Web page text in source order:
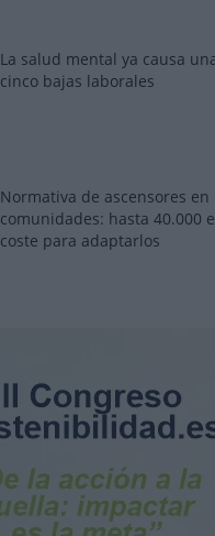
La salud mental ya causa
cinco bajas laborales
Normativa de ascensores en
comunidades: hasta 40.000
coste para adaptarlos